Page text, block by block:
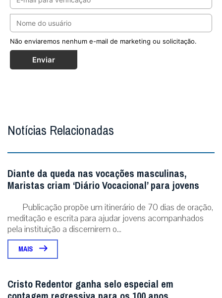
Não enviaremos nenhum e-mail de marketing ou solicitação.
Enviar
Notícias Relacionadas
Diante da queda nas vocações masculinas,
Maristas criam ‘Diário Vocacional’ para jovens
Publicação propõe um itinerário de 70 dias de oração,
meditação e escrita para ajudar jovens acompanhados
pela instituição a discernirem o...
MAIS
Cristo Redentor ganha selo especial em